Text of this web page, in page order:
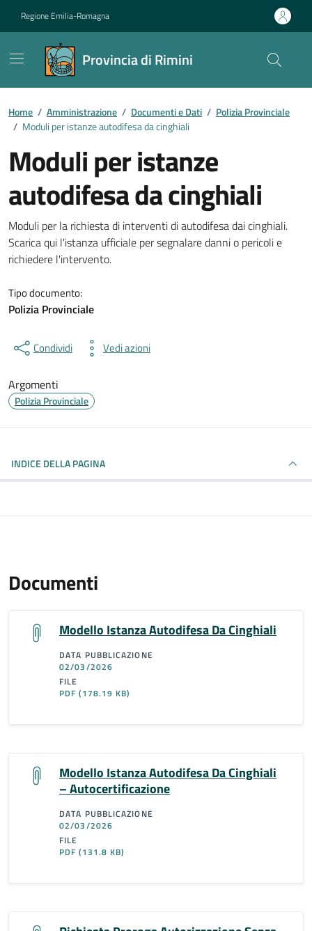
Regione Emilia-Romagna
Provincia di Rimini
Contenuti in evidenza
Home / Amministrazione / Documenti e Dati / Polizia Provinciale
/ Moduli per istanze autodifesa da cinghiali
Moduli per istanze
autodifesa da cinghiali
Dettagli del documento
Moduli per la richiesta di interventi di autodifesa dai cinghiali.
Scarica qui l'istanza ufficiale per segnalare danni o pericoli e
richiedere l'intervento.
Tipo documento:
Polizia Provinciale
Condividi Vedi azioni
Argomenti
Polizia Provinciale
INDICE DELLA PAGINA
Documenti
Modello Istanza Autodifesa Da Cinghiali
DATA PUBBLICAZIONE
02/03/2026
FILE
PDF(178.19 KB)
Modello Istanza Autodifesa Da Cinghiali
– Autocertificazione
DATA PUBBLICAZIONE
02/03/2026
FILE
PDF(131.8 KB)